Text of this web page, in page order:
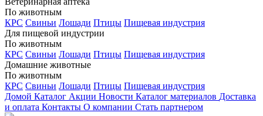
По животным
КРС Свиньи Лошади Птицы Пищевая индустрия
Для пищевой индустрии
По животным
КРС Свиньи Лошади Птицы Пищевая индустрия
Домашние животные
По животным
КРС Свиньи Лошади Птицы Пищевая индустрия
Домой Каталог Акции Новости Каталог материалов Доставка
и оплата Контакты О компании Стать партнером